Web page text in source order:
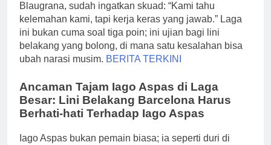
Blaugrana, sudah ingatkan skuad: “Kami tahu
kelemahan kami, tapi kerja keras yang jawab.” Laga
ini bukan cuma soal tiga poin; ini ujian bagi lini
belakang yang bolong, di mana satu kesalahan bisa
ubah narasi musim. BERITA TERKINI
Ancaman Tajam Iago Aspas di Laga
Besar: Lini Belakang Barcelona Harus
Berhati-hati Terhadap Iago Aspas
Iago Aspas bukan pemain biasa; ia seperti duri di